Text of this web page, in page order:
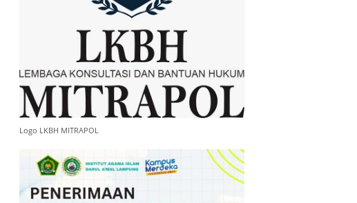
Logo LKBH MITRAPOL